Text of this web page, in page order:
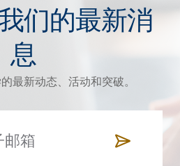
们的最新消
息
最新动态、活动和突破。